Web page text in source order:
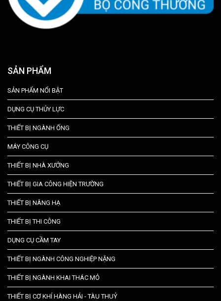
SẢN PHẨM
SẢN PHẨM NỔI BẬT
DỤNG CỤ THỦY LỰC
THIẾT BỊ NGÀNH ỐNG
MÁY CÔNG CỤ
THIẾT BỊ NHÀ XƯỞNG
THIẾT BỊ GIA CÔNG HIỆN TRƯỜNG
THIẾT BỊ NÂNG HẠ
THIẾT BỊ THI CÔNG
DỤNG CỤ CẦM TAY
THIẾT BỊ NGÀNH CÔNG NGHIỆP NẶNG
THIẾT BỊ NGÀNH KHAI THÁC MỎ
THIẾT BỊ CƠ KHÍ HÀNG HẢI - TÀU THUỶ